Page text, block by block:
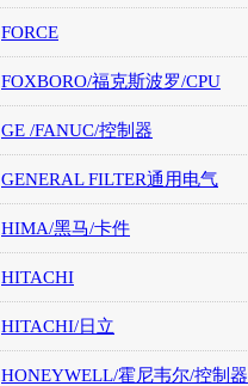
FORCE
FOXBORO/福克斯波罗/CPU
GE /FANUC/控制器
GENERAL FILTER通用电气
HIMA/黑马/卡件
HITACHI
HITACHI/日立
HONEYWELL/霍尼韦尔/控制器